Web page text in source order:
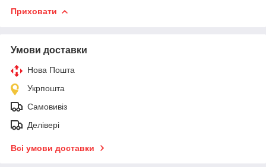
Приховати
Умови доставки
Нова Пошта
Укрпошта
Самовивіз
Делівері
Всі умови доставки